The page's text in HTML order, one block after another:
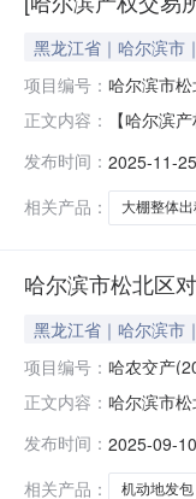
黑龙江省｜哈尔滨市
项目编号： 哈尔滨市
正文内容：
【哈尔滨
社4栋温室
发布时间： 2025-11-
相关产品：
大棚整体出
哈尔滨市松北区
黑龙江省｜哈尔滨市
项目编号： 哈农交产
正文内容： 哈尔滨市
发布时间： 2025-09-
相关产品：
机动地发包